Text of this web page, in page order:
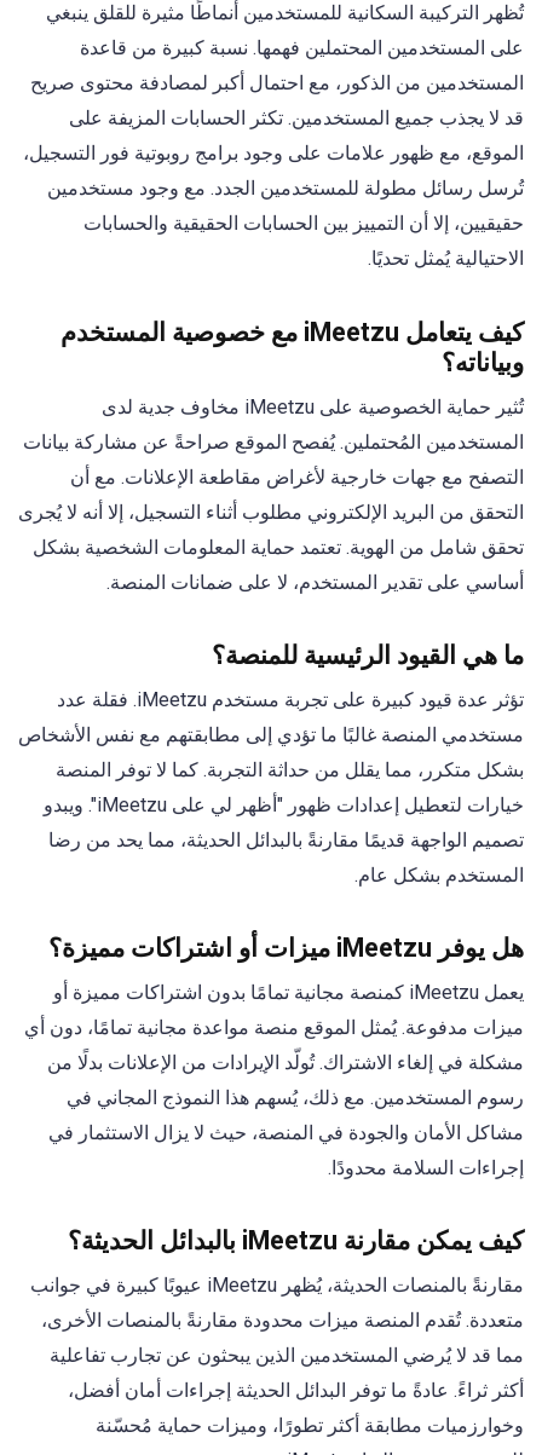
تُظهر التركيبة السكانية للمستخدمين أنماطًا مثيرة للقلق ينبغي
على المستخدمين المحتملين فهمها. نسبة كبيرة من قاعدة
المستخدمين من الذكور، مع احتمال أكبر لمصادفة محتوى صريح
قد لا يجذب جميع المستخدمين. تكثر الحسابات المزيفة على
الموقع، مع ظهور علامات على وجود برامج روبوتية فور التسجيل،
تُرسل رسائل مطولة للمستخدمين الجدد. مع وجود مستخدمين
حقيقيين، إلا أن التمييز بين الحسابات الحقيقية والحسابات
الاحتيالية يُمثل تحديًا.
كيف يتعامل iMeetzu مع خصوصية المستخدم
وبياناته؟
تُثير حماية الخصوصية على iMeetzu مخاوف جدية لدى
المستخدمين المُحتملين. يُفصح الموقع صراحةً عن مشاركة بيانات
التصفح مع جهات خارجية لأغراض مقاطعة الإعلانات. مع أن
التحقق من البريد الإلكتروني مطلوب أثناء التسجيل، إلا أنه لا يُجرى
تحقق شامل من الهوية. تعتمد حماية المعلومات الشخصية بشكل
أساسي على تقدير المستخدم، لا على ضمانات المنصة.
ما هي القيود الرئيسية للمنصة؟
تؤثر عدة قيود كبيرة على تجربة مستخدم iMeetzu. فقلة عدد
مستخدمي المنصة غالبًا ما تؤدي إلى مطابقتهم مع نفس الأشخاص
بشكل متكرر، مما يقلل من حداثة التجربة. كما لا توفر المنصة
خيارات لتعطيل إعدادات ظهور "أظهر لي على iMeetzu". ويبدو
تصميم الواجهة قديمًا مقارنةً بالبدائل الحديثة، مما يحد من رضا
المستخدم بشكل عام.
هل يوفر iMeetzu ميزات أو اشتراكات مميزة؟
يعمل iMeetzu كمنصة مجانية تمامًا بدون اشتراكات مميزة أو
ميزات مدفوعة. يُمثل الموقع منصة مواعدة مجانية تمامًا، دون أي
مشكلة في إلغاء الاشتراك. تُولّد الإيرادات من الإعلانات بدلًا من
رسوم المستخدمين. مع ذلك، يُسهم هذا النموذج المجاني في
مشاكل الأمان والجودة في المنصة، حيث لا يزال الاستثمار في
إجراءات السلامة محدودًا.
كيف يمكن مقارنة iMeetzu بالبدائل الحديثة؟
مقارنةً بالمنصات الحديثة، يُظهر iMeetzu عيوبًا كبيرة في جوانب
متعددة. تُقدم المنصة ميزات محدودة مقارنةً بالمنصات الأخرى،
مما قد لا يُرضي المستخدمين الذين يبحثون عن تجارب تفاعلية
أكثر ثراءً. عادةً ما توفر البدائل الحديثة إجراءات أمان أفضل،
وخوارزميات مطابقة أكثر تطورًا، وميزات حماية مُحسّنة